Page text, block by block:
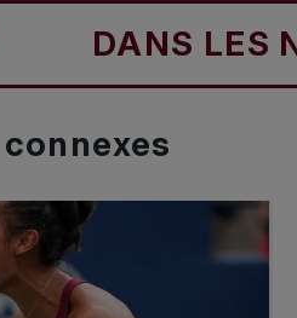
DANS LES
connexes